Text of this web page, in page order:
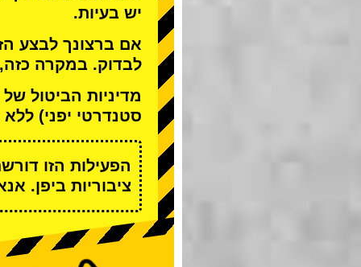
יש בעיות.
אם ברצונך לבצע
לבדוק. במקרה
מדיניות הביטול של STREET KART מאפשרת לבטל רק
סטנדרטי יפני) ללא
הפעילות הזו
ציבוריות ביפן.